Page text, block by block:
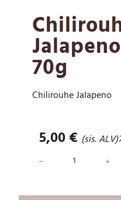
70g
Chilirouhe Jalapeno
5,00€ (sis. ALV)
− +